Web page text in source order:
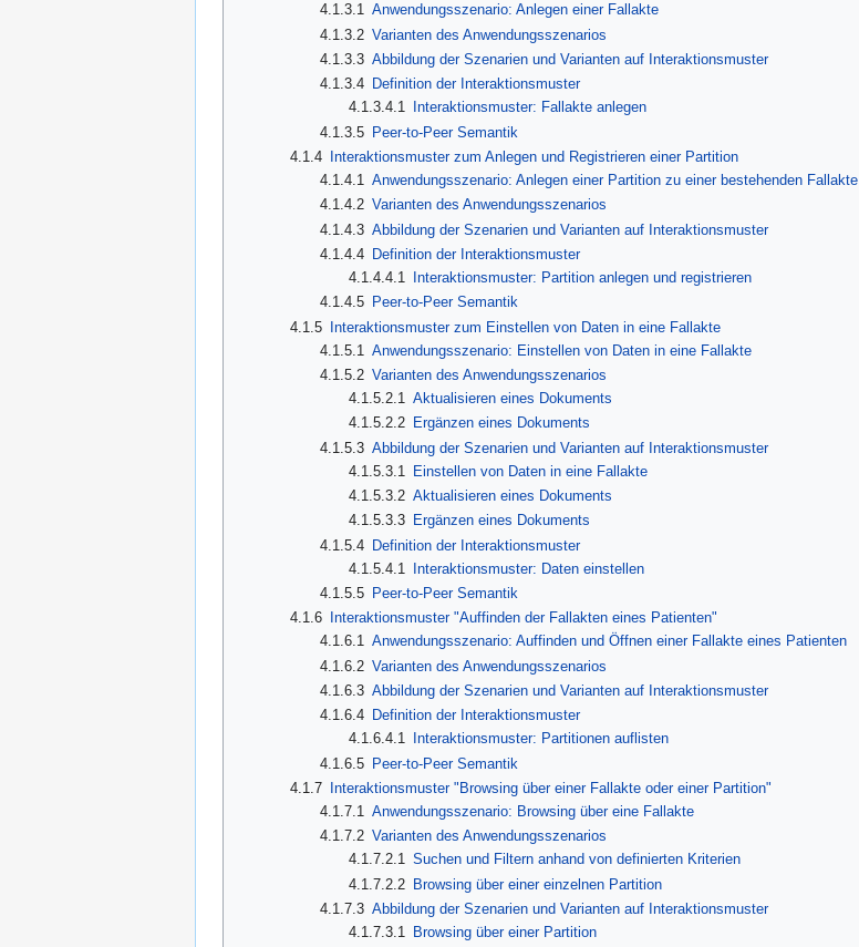
4.1.3.1 Anwendungsszenario: Anlegen einer Fallakte
4.1.3.2 Varianten des Anwendungsszenarios
4.1.3.3 Abbildung der Szenarien und Varianten auf Interaktionsmuster
4.1.3.4
Definition der Interaktionsmuster
4.1.3.4.1
Interaktionsmuster: Fallakte anlegen
4.1.3.5 Peer-to-Peer Semantik
4.1.4
Interaktionsmuster zum Anlegen und Registrieren einer Partition
4.1.4.1
Anwendungsszenario: Anlegen einer Partition zu einer bestehenden Fallakte
4.1.4.2 Varianten des Anwendungsszenarios
4.1.4.3 Abbildung der Szenarien und Varianten auf Interaktionsmuster
4.1.4.4
Definition der Interaktionsmuster
4.1.4.4.1
Interaktionsmuster: Partition anlegen und registrieren
4.1.4.5
Peer-to-Peer Semantik
4.1.5 Interaktionsmuster zum Einstellen von Daten in eine Fallakte
4.1.5.1 Anwendungsszenario: Einstellen von Daten in eine Fallakte
4.1.5.2 Varianten des Anwendungsszenarios
4.1.5.2.1
Aktualisieren eines Dokuments
4.1.5.2.2 Ergänzen eines Dokuments
4.1.5.3 Abbildung der Szenarien und Varianten auf Interaktionsmuster
4.1.5.3.1
Einstellen von Daten in eine Fallakte
4.1.5.3.2 Aktualisieren eines Dokuments
4.1.5.3.3 Ergänzen eines Dokuments
4.1.5.4 Definition der Interaktionsmuster
4.1.5.4.1
Interaktionsmuster: Daten einstellen
4.1.5.5
Peer-to-Peer Semantik
4.1.6
Interaktionsmuster "Auffinden der Fallakten eines Patienten"
4.1.6.1 Anwendungsszenario: Auffinden und Öffnen einer Fallakte eines Patienten
4.1.6.2 Varianten des Anwendungsszenarios
4.1.6.3 Abbildung der Szenarien und Varianten auf Interaktionsmuster
4.1.6.4
Definition der Interaktionsmuster
4.1.6.4.1
Interaktionsmuster: Partitionen auflisten
4.1.6.5 Peer-to-Peer Semantik
4.1.7
Interaktionsmuster "Browsing über einer Fallakte oder einer Partition"
4.1.7.1
Anwendungsszenario: Browsing über eine Fallakte
4.1.7.2 Varianten des Anwendungsszenarios
4.1.7.2.1 Suchen und Filtern anhand von definierten Kriterien
4.1.7.2.2 Browsing über einer einzelnen Partition
4.1.7.3 Abbildung der Szenarien und Varianten auf Interaktionsmuster
4.1.7.3.1
Browsing über einer Partition